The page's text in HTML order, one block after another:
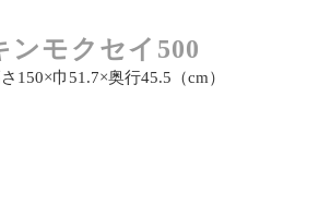
ンモクセイ500
150×巾51.7×奥行45.5（cm）